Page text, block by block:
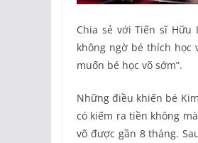
Chia sẻ với Tiến sĩ Hữu
không ngờ bé thích học
muốn bé học võ sớm”.
Những điều khiến bé
có kiếm ra tiền không
võ được gần 8 tháng.